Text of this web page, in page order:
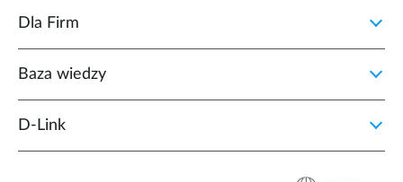
Dla Firm
Baza wiedzy
D‑Link